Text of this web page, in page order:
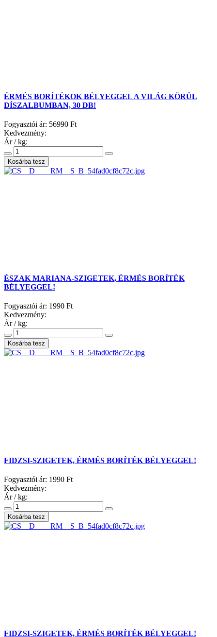
ÉRMÉS BORÍTÉKOK BÉLYEGGEL A VILÁG KÖRÜL
DÍSZALBUMBAN, 30 DB!
Fogyasztói ár: 56990 Ft
Kedvezmény:
Ár / kg:
ÉSZAK MARIANA-SZIGETEK, ÉRMÉS BORÍTÉK
BÉLYEGGEL!
Fogyasztói ár: 1990 Ft
Kedvezmény:
Ár / kg:
FIDZSI-SZIGETEK, ÉRMÉS BORÍTÉK BÉLYEGGEL!
Fogyasztói ár: 1990 Ft
Kedvezmény:
Ár / kg:
FIDZSI-SZIGETEK, ÉRMÉS BORÍTÉK BÉLYEGGEL!